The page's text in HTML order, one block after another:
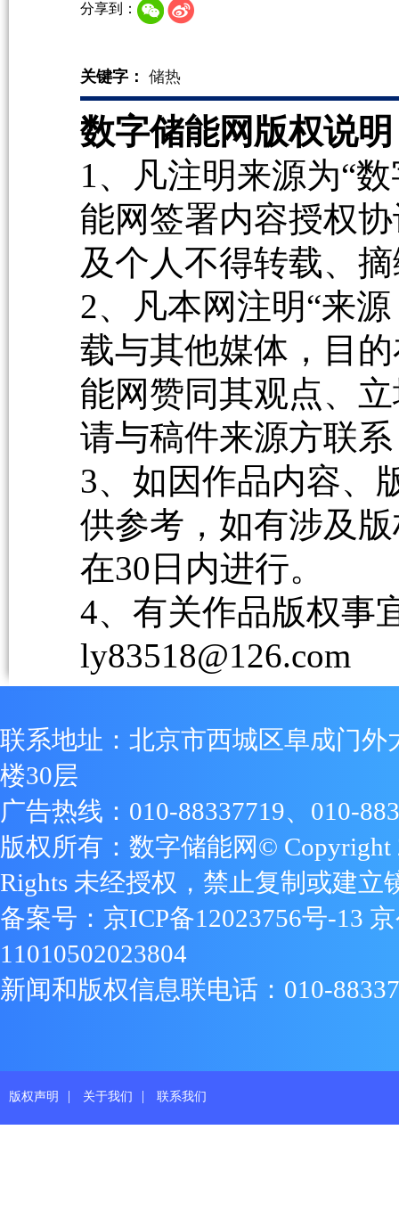
分享到：
关键字： 储热
数字储能网版权说
1、凡注明来源为“
能网签署内容授权
及个人不得转载、
2、凡本网注明“来
载与其他媒体，目
能网赞同其观点、
请与稿件来源方联
3、如因作品内容、
供参考，如有涉及
在30日内进行。
4、有关作品版权事
ly83518@126.com
联系地址：北京市西城区阜成门外
楼30层
广告热线：010-88337719、010-
版权所有：数字储能网© Copyright
Rights 未经授权，禁止复制或建立
备案号： 京ICP备12023756号-13
11010502023804
新闻和版权信息联电话：010-
版权声明 | 关于我们 | 联系我们